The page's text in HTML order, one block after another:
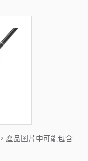
產品圖片中可能包含